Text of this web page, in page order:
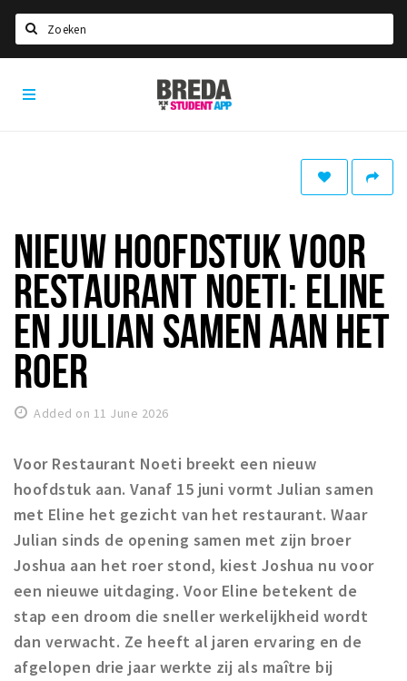
HOME
Student council
Student routes
New in town? Check FAQ!
LIVING IN BREDA
Housing
Registering municipality
General practitioner and first aid
Q&A
DISCOUNTS
Breda Student Shop
Spin the wheel!
LEISURE
Breda
Student
NIEUW HOOFDSTUK VOOR
RESTAURANT NOETI: ELINE
EN JULIAN SAMEN AAN HET
ROER
Added on 11 June 2026
Voor Restaurant Noeti breekt een nieuw
hoofdstuk aan. Vanaf 15 juni vormt Julian samen
met Eline het gezicht van het restaurant. Waar
Julian sinds de opening samen met zijn broer
Joshua aan het roer stond, kiest Joshua nu voor
een nieuwe uitdaging. Voor Eline betekent de
stap een droom die sneller werkelijkheid wordt
dan verwacht. Ze heeft al jaren ervaring en de
afgelopen drie jaar werkte zij als maître bij